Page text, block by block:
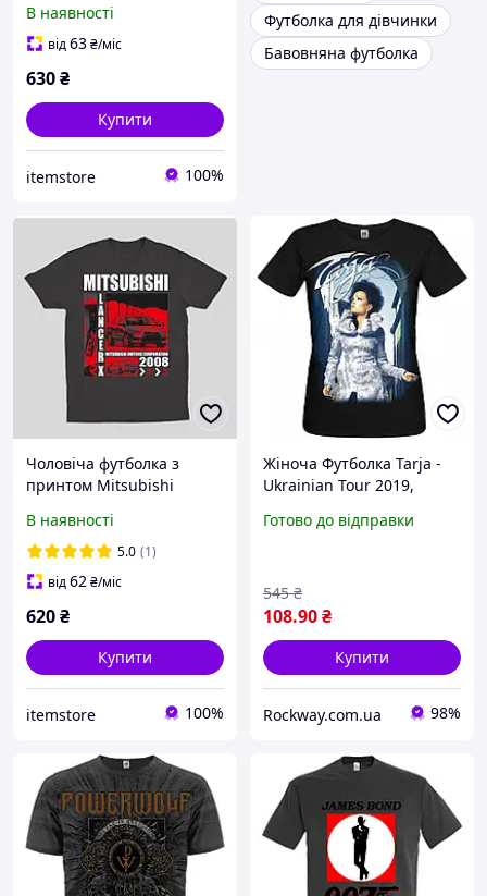
В наявності
від63₴/міс
630₴
Купити
itemstore 100%
Футболка для дівчинки
Бавовняна футболка
Чоловіча футболка з
принтом Mitsubishi
В наявності
5.0 (1)
від62₴/міс
620₴
Купити
itemstore 100%
Жіноча Футболка Tarja -
Ukrainian Tour 2019,
Готово до відправки
108.90₴
545 ₴
Купити
Rockway.com.ua 98%